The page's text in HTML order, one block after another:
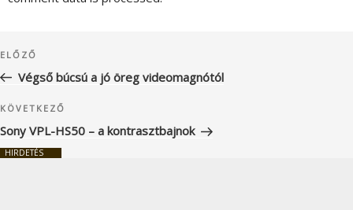
navigáció
Korábbi
bejegyzés
ELŐZŐ
Végső búcsú a jó öreg videomagnótól
Következő
bejegyzés
KÖVETKEZŐ
Sony VPL-HS50 – a kontrasztbajnok
HIRDETÉS